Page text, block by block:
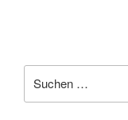
nach: